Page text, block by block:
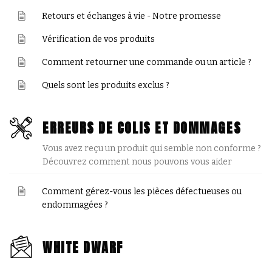
Retours et échanges à vie - Notre promesse
Vérification de vos produits
Comment retourner une commande ou un article ?
Quels sont les produits exclus ?
ERREURS DE COLIS ET DOMMAGES
Vous avez reçu un produit qui semble non conforme ?
Découvrez comment nous pouvons vous aider
Comment gérez-vous les pièces défectueuses ou
endommagées ?
WHITE DWARF